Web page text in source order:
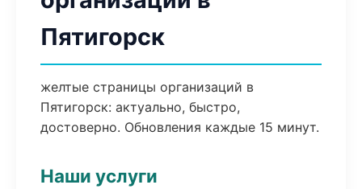
Пятигорск
желтые страницы организаций в
Пятигорск: актуально, быстро,
достоверно. Обновления каждые 15 минут.
Наши услуги